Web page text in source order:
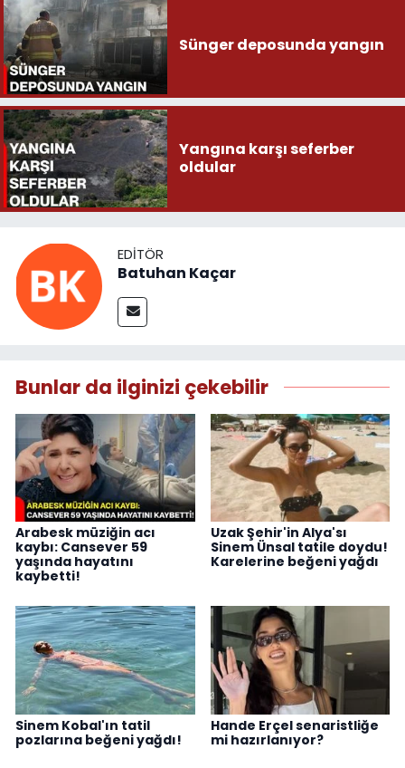
Sünger deposunda yangın
Yangına karşı seferber
oldular
EDITÖR
Batuhan Kaçar
Bunlar da ilginizi çekebilir
Arabesk müziğin acı
kaybı: Cansever 59
yaşında hayatını
kaybetti!
Uzak Şehir'in Alya'sı
Sinem Ünsal tatile doydu!
Karelerine beğeni yağdı
Sinem Kobal'ın tatil
pozlarına beğeni yağdı!
Hande Erçel senaristliğe
mi hazırlanıyor?